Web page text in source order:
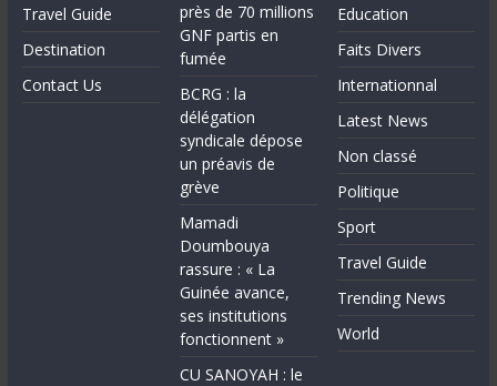
Travel Guide
Destination
Contact Us
près de 70 millions
GNF partis en
fumée
BCRG : la
délégation
syndicale dépose
un préavis de
grève
Mamadi
Doumbouya
rassure : « La
Guinée avance,
ses institutions
fonctionnent »
CU SANOYAH : le
Education
Faits Divers
Internationnal
Latest News
Non classé
Politique
Sport
Travel Guide
Trending News
World